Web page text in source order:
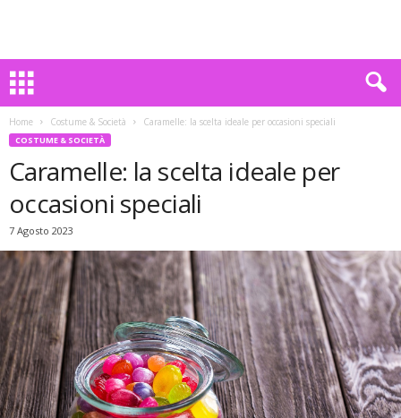
Home Costume & Società Caramelle: la scelta ideale per occasioni speciali
COSTUME & SOCIETÀ
Caramelle: la scelta ideale per
occasioni speciali
7 Agosto 2023